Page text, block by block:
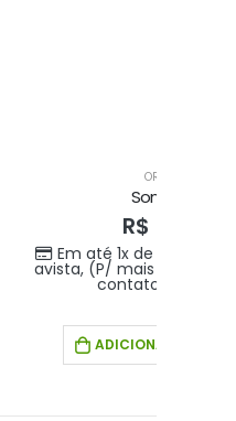
entre em
a loja)
CARRINHO